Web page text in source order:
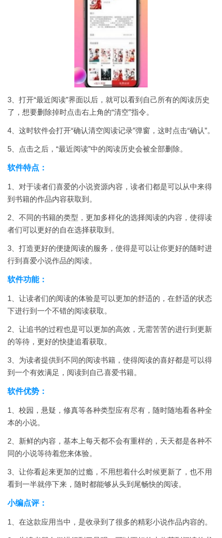
3、打开“最近阅读”界面以后，就可以看到自己所有的阅读历史
了，想要删除掉时点击右上角的“清空”指令。
4、这时软件会打开“确认清空阅读记录”弹窗，这时点击“确认”。
5、点击之后，“最近阅读”中的阅读历史会被全部删除。
软件特点：
1、对于读者们喜爱的小说资源内容，读者们都是可以从中来得
到书籍的作品内容获取到。
2、不同的书籍的类型，更加多样化的选择阅读的内容，使得读
者们可以更好的自在选择获取到。
3、打造更好的便捷阅读的服务，使得是可以让你更好的随时进
行到喜爱小说作品的阅读。
软件功能：
1、让读者们的阅读的体验是可以更加的舒适的，在舒适的状态
下进行到一个不错的阅读获取。
2、让追书的过程也是可以更加的高效，无需苦苦的进行到更新
的等待，更好的快捷追看获取。
3、为读者提供到不同的阅读书籍，使得阅读的喜好都是可以得
到一个有效满足，阅读到自己喜爱书籍。
软件优势：
1、校园，悬疑，修真等各种类型应有尽有，随时随地看各种全
本的小说。
2、新鲜的内容，基本上每天都不会有重样的，天天都是各种不
同的小说等待着您来体验。
3、让你看起来更加的过瘾，不用想着什么时候更新了，也不用
看到一半就停下来，随时都能够从头到尾畅快的阅读。
小编点评：
1、在这款应用当中，是收录到了很多的精彩小说作品内容的。